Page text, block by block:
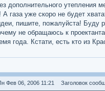
дополнительного утепления
А газа уже скоро не будет
пишите, пожалуйста! Буду
не обращаюсь к
года. Кстати, есть кто из
Фев 06, 2006 11:21 Заголовок